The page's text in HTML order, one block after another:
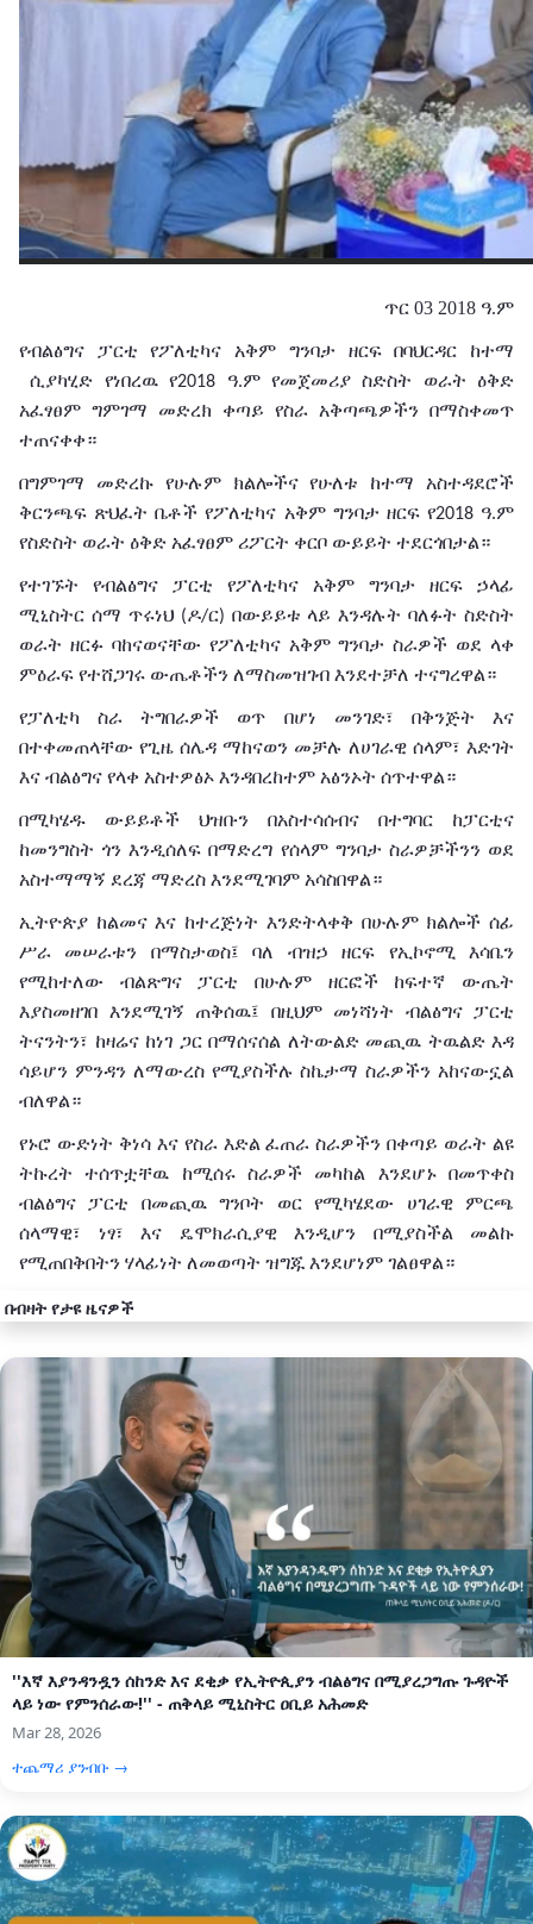
ጥር 03 2018 ዓ.ም
የብልፅግና ፓርቲ የፖለቲካና አቅም ግንባታ ዘርፍ በባህርዳር
ከተማ
ሲያካሂድ የነበረዉ የ2018 ዓ.ም የመጀመሪያ ስድስት ወራት
ዕቅድ
አፈፃፀም ግምገማ መድረክ ቀጣይ የስራ አቅጣጫዎችን በማስቀመጥ
ተጠናቀቀ።
በግምገማ መድረኩ የሁሉም ክልሎችና የሁለቱ ከተማ
አስተዳደሮች
ቅርንጫፍ ጽህፈት ቤቶች የፖለቲካና አቅም ግንባታ ዘርፍ የ2018 ዓ.ም
የስድስት ወራት ዕቅድ አፈፃፀም ሪፖርት ቀርቦ ውይይት ተደርጎበታል።
የተገኙት የብልፅግና ፓርቲ የፖለቲካና አቅም ግንባታ ዘርፍ
ኃላፊ
ሚኒስትር ሰማ ጥሩነህ(ዶ/ር) በውይይቱ ላይ እንዳሉትባለፉት ስድስት
ወራት ዘርፉ ባከናወናቸው የፖለቲካና አቅም ግንባታ ስራዎች ወደ ላቀ
ምዕራፍ የተሸጋገሩ ውጤቶችን ለማስመዝገብ እንደተቻለ ተናግረዋል።
የፓለቲካ ስራ ትግበራዎች ወጥ በሆነ መንገድ፣ በቅንጅት
እና
በተቀመጠላቸው የጊዜ ሰሌዳ ማከናወን መቻሉ ለሀገራዊ ሰላም፣ እድገት
እና ብልፅግና የላቀ አስተዎፅኦ እንዳበረከተም አፅንኦት ሰጥተዋል።
በሚካሄዱ ውይይቶች ህዝቡን በአስተሳሰብና በተግባር
ከፓርቲና
ከመንግስት ጎን እንዲሰለፍ በማድረግ የሰላም ግንባታ ስራዎቻችንን ወደ
አስተማማኝ ደረጃ ማድረስ እንደሚገባም አሳስበዋል።
ኢትዮጵያ ከልመና እና ከተረጅነት እንድትላቀቅ በሁሉም ክልሎች ሰፊ
ሥራ
መሠራቱን በማስታወስ፤ ባለ ብዝኃ ዘርፍ የኢኮኖሚ
እሳቤን
የሚከተለው
ብልጽግና ፓርቲ በሁሉም ዘርፎች ከፍተኛ
ውጤት
እያስመዘገበ እንደሚገኝ ጠቅሰዉ፤ በዚህም መነሻነት ብልፅግና
ፓርቲ
ትናንትን፣ ከዛሬና ከነገ ጋር በማሰናሰል ለትውልድ መጪዉ ትዉልድ እዳ
ሳይሆን ምንዳን ለማውረስ የሚያስችሉ ስኬታማ ስራዎችን አከናውኗል
ብለዋል።
የኑሮ ውድነት ቅነሳ እና የስራ እድል ፈጠራ ስራዎችን በቀጣይ ወራት ልዩ
ትኩረት
ተሰጥቷቸዉ ከሚሰሩ ስራዎች መካከል እንደሆኑ በመጥቀስ
ብልፅግና ፓርቲ በመጪዉ ግንቦት
ወር የሚካሄደው ሀገራዊ
ምርጫ
ሰላማዊ፣
ነፃ፣ እና ዴሞክራሲያዊ እንዲሆን
በሚያስችል መልኩ
የሚጠበቅበትን ሃላፊነት ለመወጣት ዝግጁ እንደሆነም ገልፀዋል።
በብዛት የታዩ ዜናዎች
''እኛ እያንዳንዷን ሰከንድ እና ደቂቃ የኢትዮጲያን ብልፅግና በሚያረጋግጡ ጉዳዮች
ላይ ነው የምንሰራው!'' - ጠቅላይ ሚኒስትር ዐቢይ አሕመድ
Mar 28, 2026
ተጨማሪ ያንብቡ →